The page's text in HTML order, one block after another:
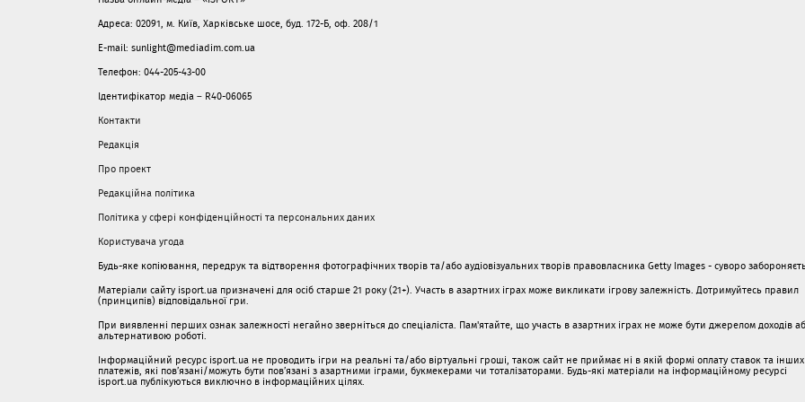
Адреса: 02091, м. Київ, Харківське шосе, буд. 172-Б, оф. 208/1
E-mail: sunlight@mediadim.com.ua
Телефон: 044-205-43-00
Ідентифікатор медіа – R40-06065
Контакти
Редакція
Про проект
Редакційна політика
Політика у сфері конфіденційності та персональних даних
Користувача угода
Будь-яке копіювання, передрук та відтворення фотографічних творів та/або аудіовізуальних творів правовласника Getty Images - суворо
Матеріали сайту isport.ua призначені для осіб старше 21 року (21+). Участь в азартних іграх може викликати ігрову залежність. Дотримуйтесь правил
(принципів) відповідальної гри.
При виявленні перших ознак залежності негайно зверніться до спеціаліста. Пам'ятайте, що участь в азартних іграх не може бути джерелом доходів
альтернативою роботі.
Інформаційний ресурс isport.ua не проводить ігри на реальні та/або віртуальні гроші, також сайт не приймає ні в якій формі оплату ставок та інших
платежів, які пов’язані/можуть бути пов’язані з азартними іграми, букмекерами чи тоталізаторами. Будь-які матеріали на інформаційному ресурсі
isport.ua публікуються виключно в інформаційних цілях.